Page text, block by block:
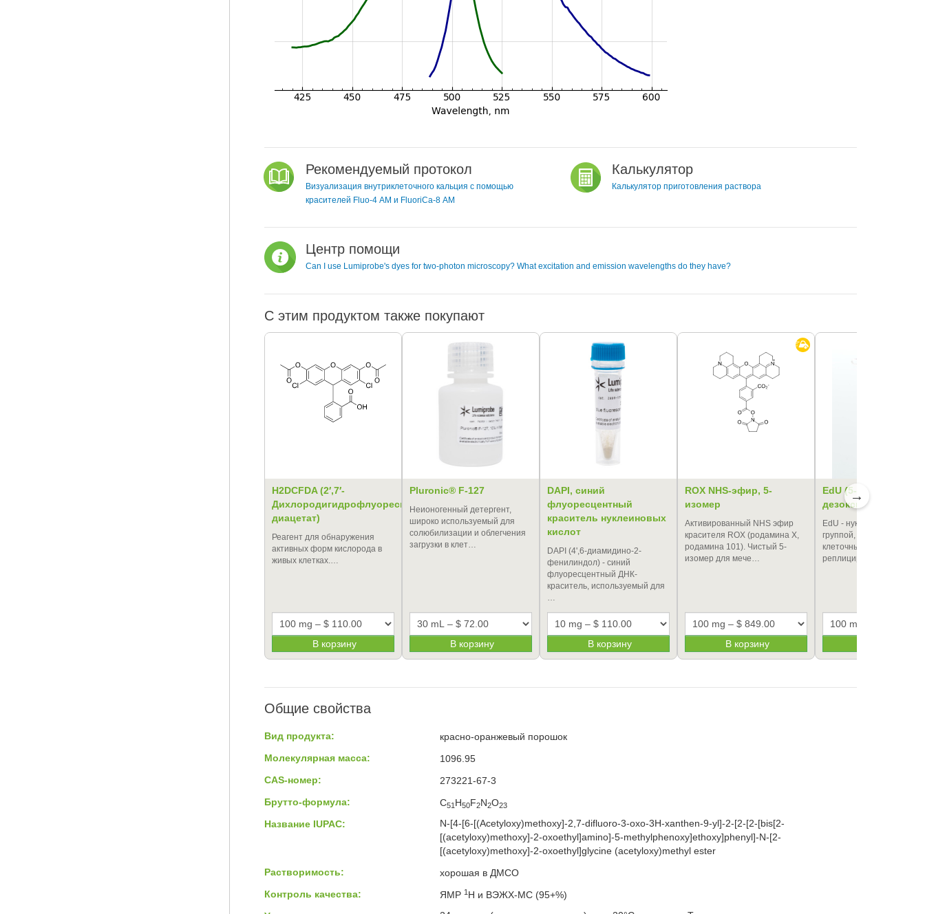
Рекомендуемый протокол
Визуализация внутриклеточного кальция с помощью
красителей Fluo-4 AM и FluoriCa-8 AM
Калькулятор
Калькулятор приготовления раствора
Центр помощи
Can I use Lumiprobe's dyes for two-photon microscopy? What excitation and emission wavelengths do they have?
С этим продуктом также покупают
H2DCFDA (2′,7′-
Дихлородигидрофлуоресцеин
диацетат)
Реагент для обнаружения
активных форм кислорода в
живых клетках.…
В корзину
Pluronic® F-127
Неионогенный детергент,
широко используемый для
солюбилизации и облегчения
загрузки в клет…
В корзину
DAPI, синий
флуоресцентный
краситель нуклеиновых
кислот
DAPI (4',6-диамидино-2-
фенилиндол) - синий
флуоресцентный ДНК-
краситель, используемый для
…
В корзину
ROX NHS-эфир, 5-
изомер
Активированный NHS эфир
красителя ROX (родамина X,
родамина 101). Чистый 5-
изомер для мече…
В корзину
EdU (5-этинил-2'-
дезоксиуридин)
EdU - нуклеозид с
группой, который
клеточными ферментами
реплицируе…
→
Общие свойства
Вид продукта:
красно-оранжевый порошок
Молекулярная масса:
1096.95
CAS-номер:
273221-67-3
Брутто-формула:
C51 H50F2N2O23
Название IUPAC:
N-[4-[6-[(Acetyloxy)methoxy]-2,7-difluoro-3-oxo-3H-xanthen-9-yl]-2-[2-[2-[bis[2-
[(acetyloxy)methoxy]-2-oxoethyl]amino]-5-methylphenoxy]ethoxy]phenyl]-N-[2-
[(acetyloxy)methoxy]-2-oxoethyl]glycine (acetyloxy)methyl ester
Растворимость:
хорошая в ДМСО
Контроль качества:
ЯМР 1H и ВЭЖХ-МС (95+%)